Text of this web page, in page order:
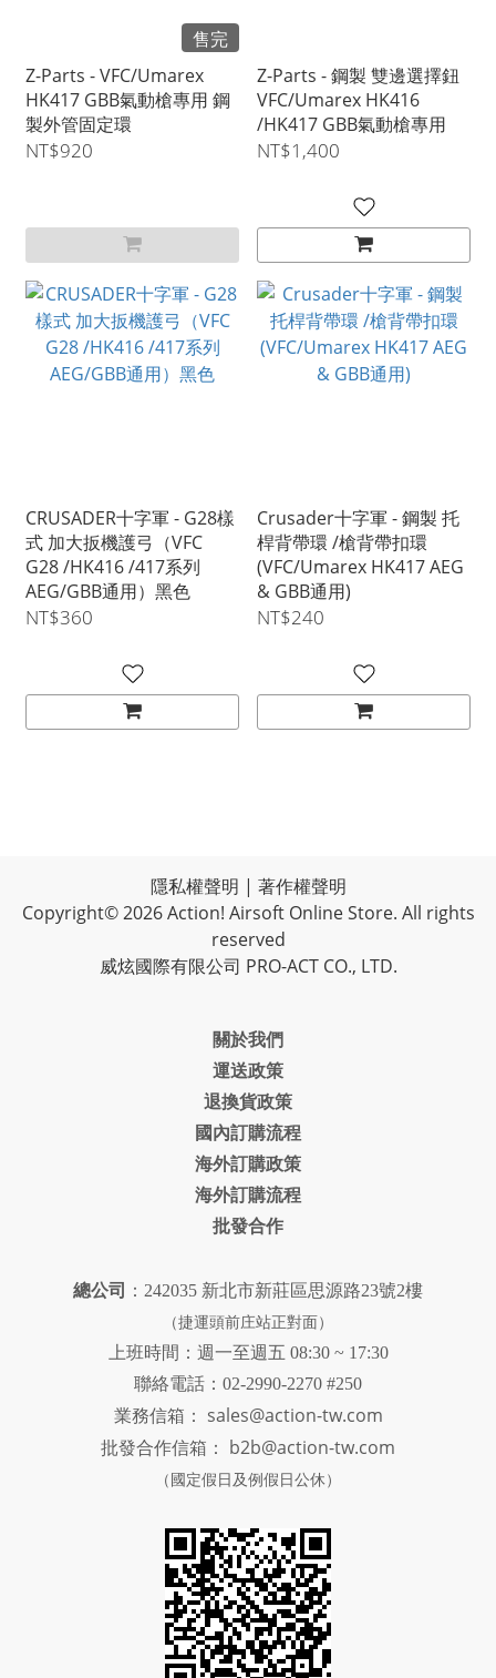
售完
Z-Parts - VFC/Umarex
HK417 GBB氣動槍專用 鋼
製外管固定環
NT$920
Z-Parts - 鋼製 雙邊選擇鈕
VFC/Umarex HK416
/HK417 GBB氣動槍專用
NT$1,400
CRUSADER十字軍 - G28樣
式 加大扳機護弓（VFC
G28 /HK416 /417系列
AEG/GBB通用）黑色
NT$360
Crusader十字軍 - 鋼製 托
桿背帶環 /槍背帶扣環
(VFC/Umarex HK417 AEG
& GBB通用)
NT$240
隱私權聲明 | 著作權聲明
Copyright© 2026 Action! Airsoft Online Store. All rights
reserved
威炫國際有限公司 PRO-ACT CO., LTD.
關於我們
運送政策
退換貨政策
國內訂購流程
海外訂購政策
海外訂購流程
批發合作
總公司 ：242035 新北市新莊區思源路23號2樓
（捷運頭前庄站正對面）
上班時間：週一至週五 08:30 ~ 17:30
聯絡電話：02-2990-2270 #250
業務信箱： sales@action-tw.com
批發合作信箱： b2b@action-tw.com
（國定假日及例假日公休）